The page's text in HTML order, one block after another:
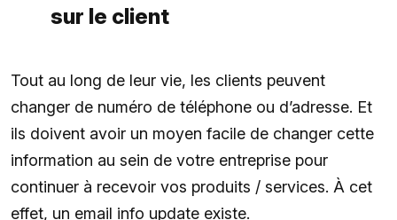
sur le client
Tout au long de leur vie, les clients peuvent
changer de numéro de téléphone ou d’adresse. Et
ils doivent avoir un moyen facile de changer cette
information au sein de votre entreprise pour
continuer à recevoir vos produits / services. À cet
effet, un email info update existe.